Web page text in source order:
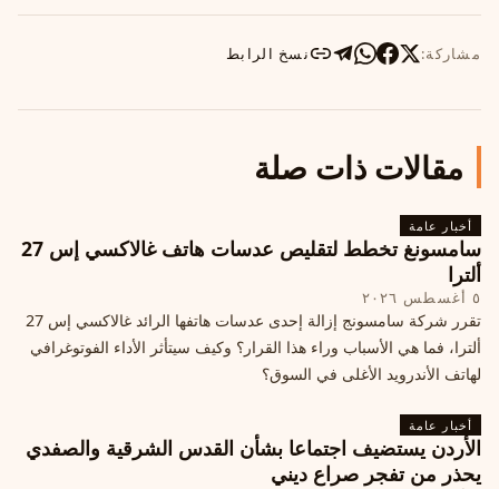
مشاركة: نسخ الرابط
مقالات ذات صلة
أخبار عامة
سامسونغ تخطط لتقليص عدسات هاتف غالاكسي إس 27
ألترا
٥ أغسطس ٢٠٢٦
تقرر شركة سامسونج إزالة إحدى عدسات هاتفها الرائد غالاكسي إس 27
ألترا، فما هي الأسباب وراء هذا القرار؟ وكيف سيتأثر الأداء الفوتوغرافي
لهاتف الأندرويد الأغلى في السوق؟
أخبار عامة
الأردن يستضيف اجتماعا بشأن القدس الشرقية والصفدي
يحذر من تفجر صراع ديني